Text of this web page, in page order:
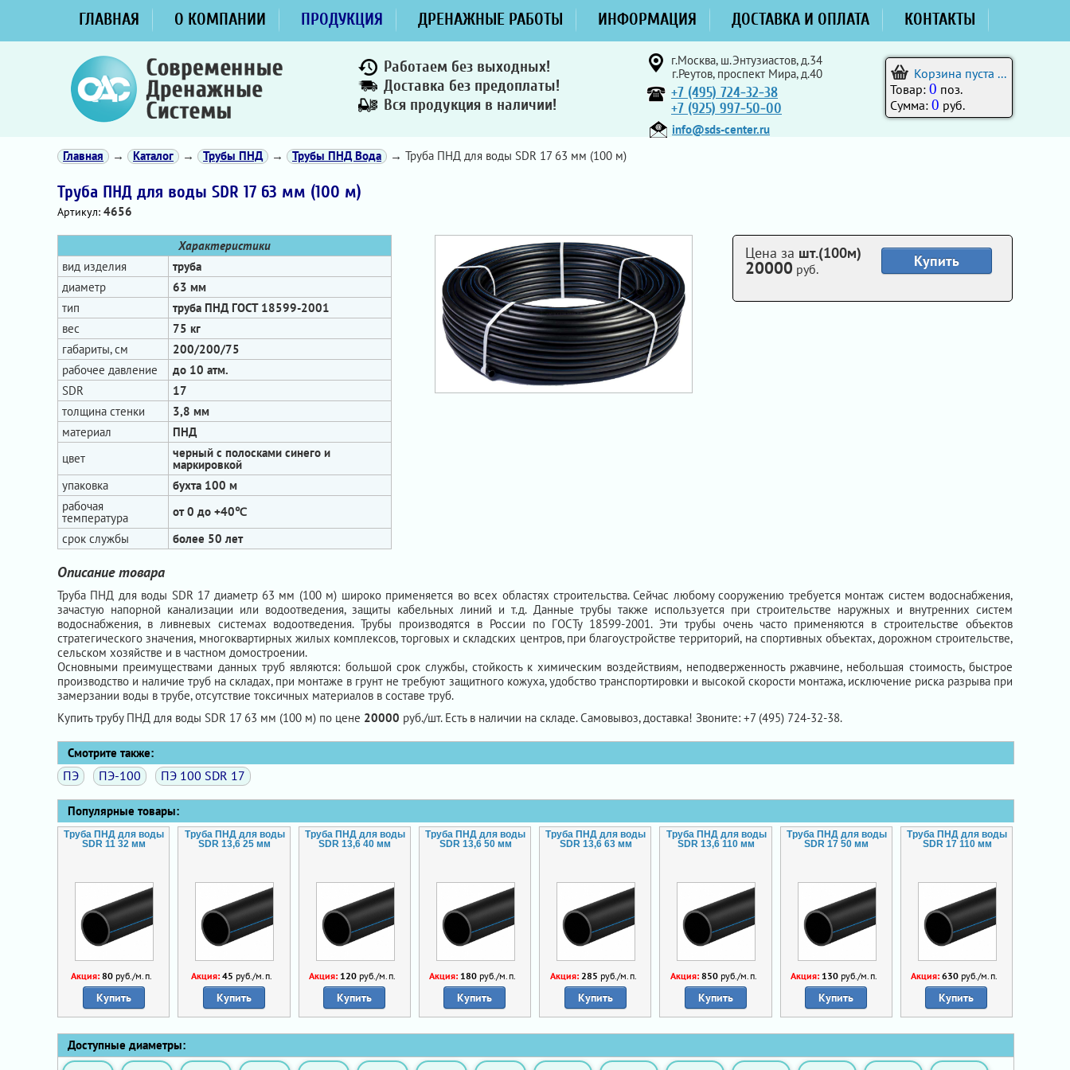
ГЛАВНАЯ О КОМПАНИИ ПРОДУКЦИЯ ДРЕНАЖНЫЕ РАБОТЫ ИНФОРМАЦИЯ ДОСТАВКА И ОПЛАТА КОНТАКТЫ
Работаем без выходных!
Доставка без предоплаты!
Вся продукция в наличии!
г.Москва, ш.Энтузиастов, д.34
г.Реутов, проспект Мира, д.40
+7 (495) 724-32-38
+7 (925) 997-50-00
info@sds-center.ru
Корзина пуста ...
Товар: 0 поз.
Сумма: 0 руб.
Главная → Каталог → Трубы ПНД → Трубы ПНД Вода → Труба ПНД для воды SDR 17 63 мм (100 м)
Труба ПНД для воды SDR 17 63 мм (100 м)
Артикул: 4656
Характеристики
вид изделия
труба
диаметр
63 мм
тип
труба ПНД ГОСТ 18599-2001
вес
75 кг
габариты, см
200/200/75
рабочее давление
до 10 атм.
SDR
17
толщина стенки
3,8 мм
материал
ПНД
цвет
черный с полосками синего и
маркировкой
упаковка
бухта 100 м
рабочая
температура
от 0 до +40℃
срок службы
более 50 лет
Купить
Цена за шт.(100м)
20000 руб.
Описание товара
Труба ПНД для воды SDR 17 диаметр 63 мм (100 м) широко применяется во всех областях строительства. Сейчас любому сооружению требуется монтаж систем водоснабжения,
зачастую напорной канализации или водоотведения, защиты кабельных линий и т.д. Данные трубы также используется при строительстве наружных и внутренних систем
водоснабжения, в ливневых системах водоотведения. Трубы производятся в России по ГОСТу 18599-2001. Эти трубы очень часто применяются в строительстве объектов
стратегического значения, многоквартирных жилых комплексов, торговых и складских центров, при благоустройстве территорий, на спортивных объектах, дорожном строительстве,
сельском хозяйстве и в частном домостроении.
Основными преимуществами данных труб являются: большой срок службы, стойкость к химическим воздействиям, неподверженность ржавчине, небольшая стоимость, быстрое
производство и наличие труб на складах, при монтаже в грунт не требуют защитного кожуха, удобство транспортировки и высокой скорости монтажа, исключение риска разрыва при
замерзании воды в трубе, отсутствие токсичных материалов в составе труб.
Купить трубу ПНД для воды SDR 17 63 мм (100 м) по цене 20000 руб./шт. Есть в наличии на складе. Самовывоз, доставка! Звоните: +7 (495) 724-32-38.
Смотрите также:
ПЭ ПЭ-100 ПЭ 100 SDR 17
Популярные товары:
Труба ПНД для воды
SDR 11 32 мм
Акция:80 руб./м.п.
Купить
Труба ПНД для воды
SDR 13,6 25 мм
Акция:45 руб./м.п.
Купить
Труба ПНД для воды
SDR 13,6 40 мм
Акция: 120 руб./м.п.
Купить
Труба ПНД для воды
SDR 13,6 50 мм
Акция: 180 руб./м.п.
Купить
Труба ПНД для воды
SDR 13,6 63 мм
Акция: 285 руб./м.п.
Купить
Труба ПНД для воды
SDR 13,6 110 мм
Акция: 850руб./м.п.
Купить
Труба ПНД для воды
SDR 17 50 мм
Акция: 130 руб./м.п.
Купить
Труба ПНД для воды
SDR 17 110 мм
Акция:630 руб./м.п.
Купить
Доступные диаметры: